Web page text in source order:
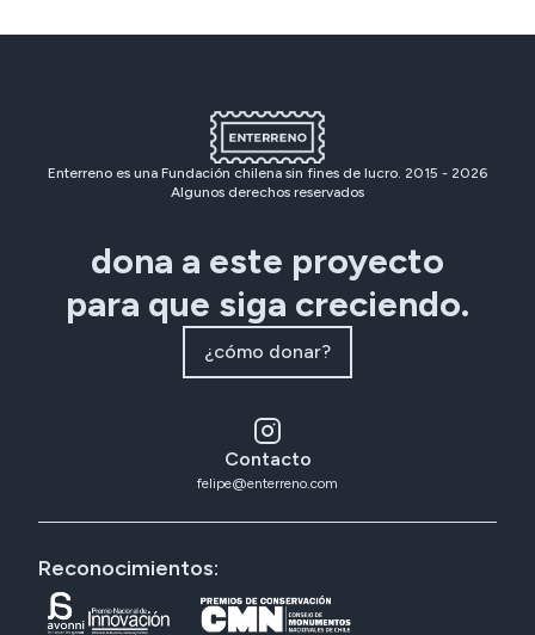
Enterreno es una Fundación chilena sin fines de lucro. 2015 - 2026
Algunos derechos reservados
dona a este proyecto
para que siga creciendo.
¿cómo donar?
Contacto
felipe@enterreno.com
Reconocimientos: